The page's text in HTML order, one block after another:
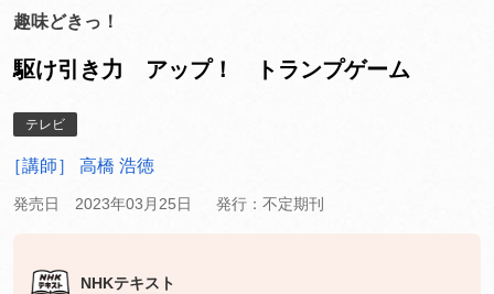
趣味どきっ！
駆け引き力 アップ！ トランプゲーム
テレビ
［講師］ 高橋 浩徳
発売日 2023年03月25日 発行：不定期刊
NHKテキスト